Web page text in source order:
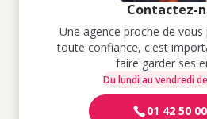
Contactez-
Une agence proche de
toute confiance, c'est
faire garder ses
Du lundi au vendredi
01 42 50